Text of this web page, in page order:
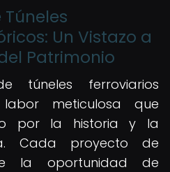
Un Vistazo a
Patrimonio
túneles ferroviarios
meticulosa que
por la historia y la
Cada proyecto de
la oportunidad de